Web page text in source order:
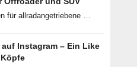
für allradangetriebene …
Instagram – Ein Like